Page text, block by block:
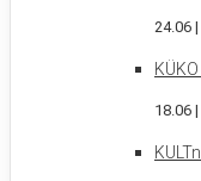
24.06
18.06